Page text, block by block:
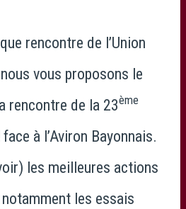
rencontre de l’Union
vous proposons le
rencontre de la 23ème
à l’Aviron Bayonnais.
les meilleures actions
les essais